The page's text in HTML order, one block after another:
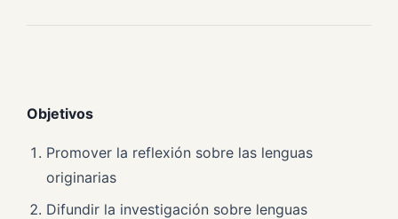
Objetivos
Promover la reflexión sobre las lenguas
originarias
Difundir la investigación sobre lenguas